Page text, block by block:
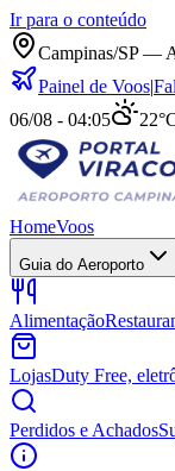
Ir para o conteúdo
Campinas/SP —
Painel de Voos|
06/08 - 04:05
HomeVoos
Guia do Aeroporto
Alimentação
LojasDuty Free,
Perdidos e Achados